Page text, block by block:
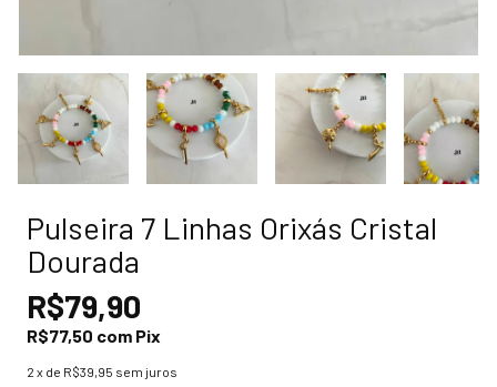
Pulseira 7 Linhas Orixás Cristal
Dourada
R$79,90
R$77,50 com Pix
2 x de R$39,95 sem juros